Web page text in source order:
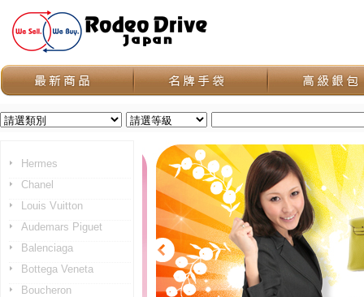
Hermes
Chanel
Louis Vuitton
Audemars Piguet
Balenciaga
Bottega Veneta
Boucheron